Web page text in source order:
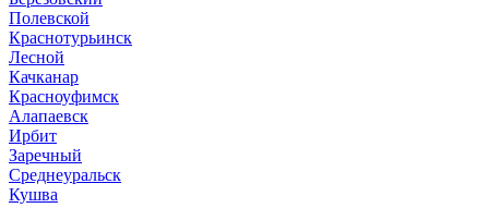
Полевской
Краснотурьинск
Лесной
Качканар
Красноуфимск
Алапаевск
Ирбит
Заречный
Среднеуральск
Кушва